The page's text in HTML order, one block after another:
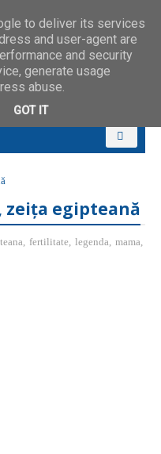
egipteană
, fertilitate, legenda, mama,
to deliver its services
and user-agent are
and security
generate usage
abuse.
GOT IT